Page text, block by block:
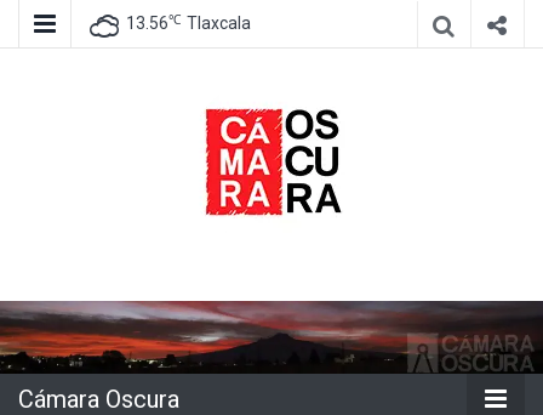
13.56℃ Tlaxcala
Cámara
Oscura
Cámara Oscura